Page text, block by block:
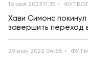
16 июл 2023 11:35
Хави Симонс
завершить переход
29 июн 2022 04:58